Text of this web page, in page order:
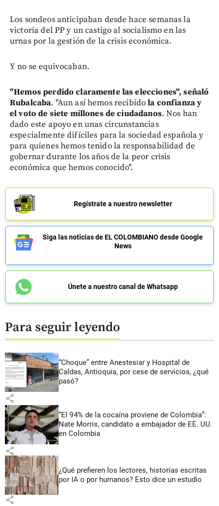
Los sondeos anticipaban desde hace semanas la
victoria del PP y un castigo al socialismo en las
urnas por la gestión de la crisis económica.
Y no se equivocaban.
"Hemos perdido claramente las elecciones", señaló
Rubalcaba. "Aun así hemos recibidola confianza y
el voto de siete millones de ciudadanos. Nos han
dado este apoyo en unas circunstancias
especialmente difíciles para la sociedad española y
para quienes hemos tenido la responsabilidad de
gobernar durante los años de la peor crisis
económica que hemos conocido".
Regístrate a nuestro newsletter
Siga las noticias de EL COLOMBIANO desde Google
News
Únete a nuestro canal de Whatsapp
Para seguir leyendo
“Choque” entre Anestesiar y Hospital de
Caldas, Antioquia, por cese de servicios, ¿qué
pasó?
share
“El 94% de la cocaína proviene de Colombia”:
Nate Morris, candidato a embajador de EE. UU.
en Colombia
share
¿Qué prefieren los lectores, historias escritas
por IA o por humanos? Esto dice un estudio
share